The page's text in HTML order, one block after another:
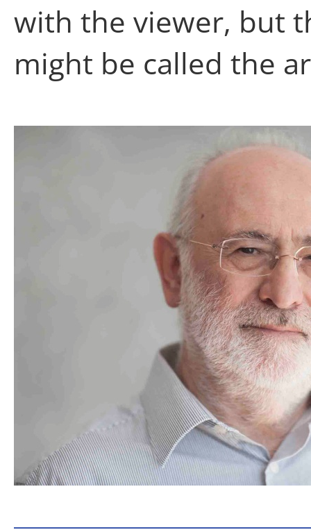
with the viewer, but
might be called the